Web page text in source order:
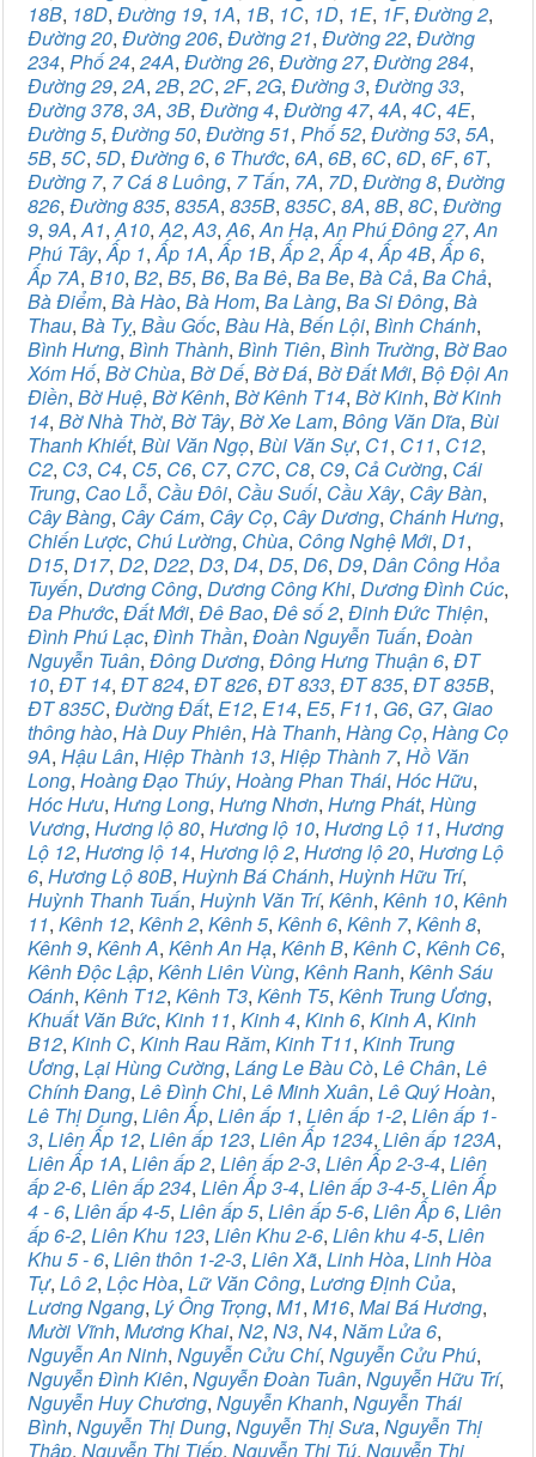
18B, 18D, Đường 19, 1A, 1B, 1C, 1D, 1E, 1F, Đường 2,
Đường 20, Đường 206, Đường 21, Đường 22, Đường
234, Phố 24, 24A, Đường 26, Đường 27, Đường 284,
Đường 29, 2A, 2B, 2C, 2F, 2G, Đường 3, Đường 33,
Đường 378, 3A, 3B, Đường 4, Đường 47, 4A, 4C, 4E,
Đường 5, Đường 50, Đường 51, Phố 52, Đường 53, 5A,
5B, 5C, 5D, Đường 6, 6 Thước, 6A, 6B, 6C, 6D, 6F, 6T,
Đường 7, 7 Cá 8 Luông, 7 Tấn, 7A, 7D, Đường 8, Đường
826, Đường 835, 835A, 835B, 835C, 8A, 8B, 8C, Đường
9, 9A,A1,A10,A2,A3,A6,An Hạ,An Phú Đông 27,An
Phú Tây,Ấp 1,Ấp 1A,Ấp 1B,Ấp 2,Ấp 4,Ấp 4B,Ấp 6,
Ấp 7A, B10, B2, B5, B6, Ba Bê, Ba Be, Bà Cả, Ba Chả,
Bà Điểm, Bà Hào, Bà Hom, Ba Làng, Ba Si Đông, Bà
Thau, Bà Tỵ, Bầu Gốc, Bàu Hà, Bến Lội, Bình Chánh,
Bình Hưng, Bình Thành, Bình Tiên, Bình Trường, Bờ Bao
Xóm Hố, Bờ Chùa, Bờ Dế, Bờ Đá, Bờ Đất Mới, Bộ Đội An
Điền, Bờ Huệ, Bờ Kênh, Bờ Kênh T14, Bờ Kinh, Bờ Kinh
14, Bờ Nhà Thờ, Bờ Tây, Bờ Xe Lam, Bông Văn Dĩa, Bùi
Thanh Khiết, Bùi Văn Ngọ, Bùi Văn Sự, C1, C11, C12,
C2, C3, C4, C5, C6, C7, C7C, C8, C9, Cả Cường, Cái
Trung, Cao Lỗ, Cầu Đôi, Cầu Suối, Cầu Xây, Cây Bàn,
Cây Bàng, Cây Cám, Cây Cọ, Cây Dương, Chánh Hưng,
Chiến Lược, Chú Lường, Chùa, Công Nghệ Mới, D1,
D15, D17, D2, D22, D3, D4, D5, D6, D9, Dân Công Hỏa
Tuyến, Dương Công, Dương Công Khi, Dương Đình Cúc,
Đa Phước, Đất Mới, Đê Bao, Đê số 2, Đinh Đức Thiện,
Đình Phú Lạc, Đình Thần, Đoàn Nguyễn Tuấn, Đoàn
Nguyễn Tuân, Đông Dương, Đông Hưng Thuận 6, ĐT
10, ĐT 14, ĐT 824, ĐT 826, ĐT 833, ĐT 835, ĐT 835B,
ĐT 835C, Đường Đất, E12, E14, E5, F11, G6, G7, Giao
thông hào, Hà Duy Phiên, Hà Thanh, Hàng Cọ, Hàng Cọ
9A, Hậu Lân, Hiệp Thành 13, Hiệp Thành 7, Hồ Văn
Long, Hoàng Đạo Thúy, Hoàng Phan Thái, Hóc Hữu,
Hóc Hưu, Hưng Long, Hưng Nhơn, Hưng Phát, Hùng
Vương, Hương lộ 80, Hương lộ 10, Hương Lộ 11, Hương
Lộ 12, Hương lộ 14, Hương lộ 2, Hương lộ 20, Hương Lộ
6, Hương Lộ 80B, Huỳnh Bá Chánh, Huỳnh Hữu Trí,
Huỳnh Thanh Tuấn, Huỳnh Văn Trí, Kênh, Kênh 10, Kênh
11, Kênh 12, Kênh 2, Kênh 5, Kênh 6, Kênh 7, Kênh 8,
Kênh 9, Kênh A, Kênh An Hạ, Kênh B, Kênh C, Kênh C6,
Kênh Độc Lập, Kênh Liên Vùng, Kênh Ranh, Kênh Sáu
Oánh, Kênh T12, Kênh T3, Kênh T5, Kênh Trung Ương,
Khuất Văn Bức, Kinh 11, Kinh 4, Kinh 6, Kinh A, Kinh
B12, Kinh C, Kinh Rau Răm, Kinh T11, Kinh Trung
Ương, Lại Hùng Cường, Láng Le Bàu Cò, Lê Chân, Lê
Chính Đang, Lê Đình Chi, Lê Minh Xuân, Lê Quý Hoàn,
Lê Thị Dung, Liên Ấp, Liên ấp 1, Liên ấp 1-2, Liên ấp 1-
3, Liên Ấp 12, Liên ấp 123, Liên Ấp 1234, Liên ấp 123A,
Liên Ấp 1A, Liên ấp 2, Liên ấp 2-3, Liên Ấp 2-3-4, Liên
ấp 2-6, Liên ấp 234, Liên Ấp 3-4, Liên ấp 3-4-5, Liên Ấp
4 - 6, Liên ấp 4-5, Liên ấp 5, Liên ấp 5-6, Liên Ấp 6, Liên
ấp 6-2, Liên Khu 123, Liên Khu 2-6, Liên khu 4-5, Liên
Khu 5 - 6, Liên thôn 1-2-3, Liên Xã, Linh Hòa, Linh Hòa
Tự, Lô 2, Lộc Hòa, Lữ Văn Công, Lương Định Của,
Lương Ngang, Lý Ông Trọng, M1, M16, Mai Bá Hương,
Mười Vĩnh, Mương Khai, N2, N3, N4, Năm Lửa 6,
Nguyễn An Ninh, Nguyễn Cửu Chí, Nguyễn Cửu Phú,
Nguyễn Đình Kiên, Nguyễn Đoàn Tuân, Nguyễn Hữu Trí,
Nguyễn Huy Chương, Nguyễn Khanh, Nguyễn Thái
Bình, Nguyễn Thị Dung, Nguyễn Thị Sưa, Nguyễn Thị
Thập, Nguyễn Thị Tiếp, Nguyễn Thị Tú, Nguyễn Thị